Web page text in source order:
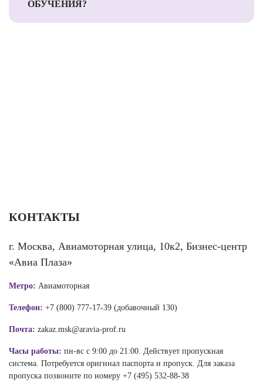
ОБУЧЕНИЯ?
КОНТАКТЫ
г. Москва, Авиамоторная улица, 10к2, Бизнес-центр
«Авиа Плаза»
Метро: Авиамоторная
Телефон: +7 (800) 777-17-39 (добавочный 130)
Почта: zakaz.msk@aravia-prof.ru
Часы работы: пн-вс с 9:00 до 21:00. Действует пропускная
система. Потребуется оригинал паспорта и пропуск. Для заказа
пропуска позвоните по номеру +7 (495) 532-88-38